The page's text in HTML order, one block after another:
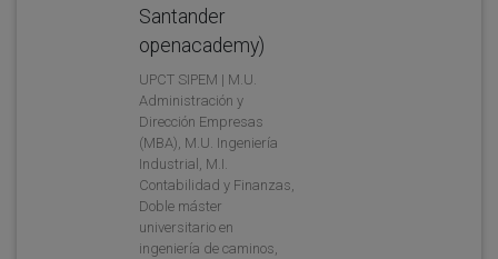
Santander
openacademy)
UPCT SIPEM | M.U.
Administración y
Dirección Empresas
(MBA), M.U. Ingeniería
Industrial, M.I.
Contabilidad y Finanzas,
Doble máster
universitario en
ingeniería de caminos,